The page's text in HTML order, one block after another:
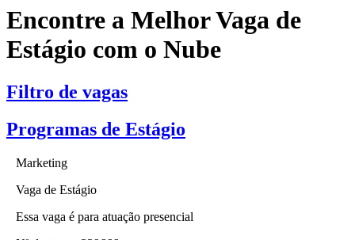
Encontre a Melhor Vaga de
Estágio com o Nube
Filtro de vagas
Programas de Estágio
Marketing
Vaga de Estágio
Essa vaga é para atuação presencial